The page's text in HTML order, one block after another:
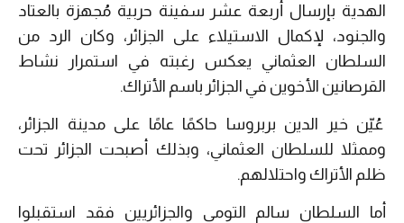
الهدية بإرسال أربعة عشر سفينة حربية مُجهزة بالعتاد
والجنود، لإكمال الاستيلاء على الجزائر، وكان الرد من
السلطان العثماني يعكس رغبته في استمرار نشاط
القرصانين الأخوين في الجزائر باسم الأتراك.
عُيّن خير الدين بربروسا حاكمًا عامًا على مدينة الجزائر،
وممثلا للسلطان العثماني، وبذلك أصبحت الجزائر تحت
ظلم الأتراك واحتلالهم.
أما السلطان سالم التومي والجزائريين فقد استقبلوا